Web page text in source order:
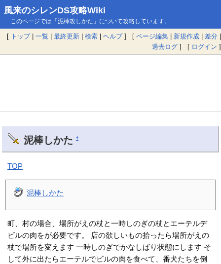
風来のシレンDS攻略Wiki
このページでは「泥棒攻しかた」について攻略しています。
[ トップ| 一覧 | 最終更新 | 検索 | ヘルプ] [ ページ編集 | 新規作成 | 差分 |
過去ログ ] [ ログイン ]
泥棒しかた †
TOP
泥棒しかた
町、村の場合、場所がえの杖と一時しのぎの杖とエーテルデ
ビルの肉をが必要です。 店の欲しいもの拾ったら場所がえの
杖で場所を変えます 一時しのぎでかなしばり状態にします そ
して外に出たらエーテルでビルの肉を食べて、番犬たちを倒